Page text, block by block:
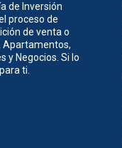
de Inversión
proceso de
de venta o
Apartamentos,
y Negocios. Si lo
ti.